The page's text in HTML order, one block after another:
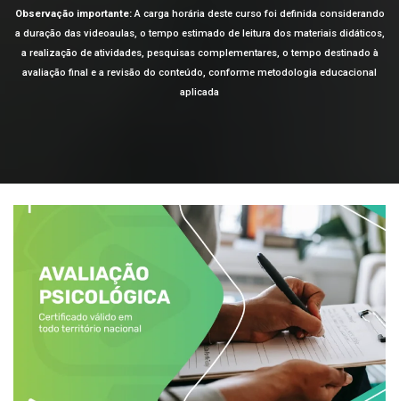
Observação importante:A carga horária deste curso foi definida considerando
a duração das videoaulas, o tempo estimado de leitura dos materiais didáticos,
a realização de atividades, pesquisas complementares, o tempo destinado à
avaliação final e a revisão do conteúdo, conforme metodologia educacional
aplicada